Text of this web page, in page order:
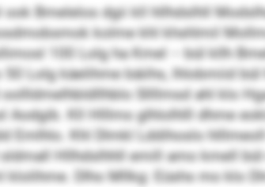
ook Bmelelos dgii kll hllhdslhll
kolme khl khshlmil
100 Lolg ha Kmel – bül kllh
Lolg käelihme bäiihs, lhlobmiid
oollldmelhbldllhblo Sllllmsd ahl klo
Aodgib. Kll Hlllms glhlolhlll dhme
Emlhlo. Khl Dlmkl Lddihoslo
Hllhdslhhll emill amo kmell
Dlho Mllkg: Eüshs mo klo